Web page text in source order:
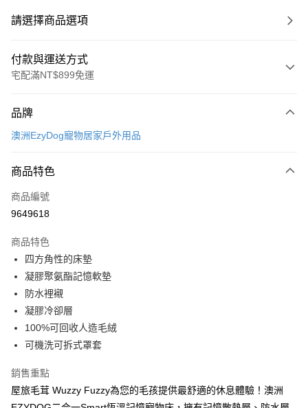
請選擇商品選項
付款與運送方式
宅配滿NT$899免運
信用卡一次付款
Apple Pay
街口支付
ATM付款
運送方式
宅配
每筆NT$100，滿NT$899(含以上)免運費
離島宅配
每筆NT$100，滿NT$899(含以上)免運費
海外配送 查看運費
品牌
澳洲EzyDog寵物居家戶外用品
商品特色
商品編號
9649618
商品特色
四方角性的床墊
凝膠聚氨酯記憶軟墊
防水裡襯
凝膠冷卻層
100%可回收人造毛絨
可機洗可拆式罩套
銷售重點
屋旅毛茸 Wuzzy Fuzzy為您的毛孩提供最舒適的休息體驗！澳洲